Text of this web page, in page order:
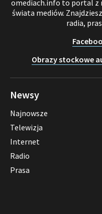
omediach.info to portal z
świata mediów.
radia,
Obrazy stockowe
Newsy
Najnowsze
Telewizja
Internet
Radio
Prasa